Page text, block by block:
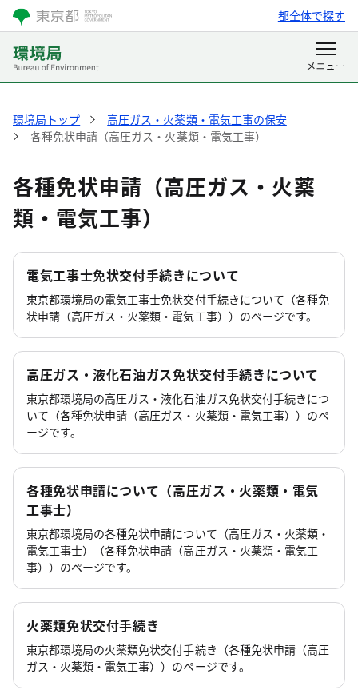
都全体で探す
環境局トップ
高圧ガス・火薬類・電気工事の保安
各種免状申請（高圧ガス・火薬類・電気工事）
各種免状申請（高圧ガス・火薬
類・電気工事）
電気工事士免状交付手続きについて
東京都環境局の電気工事士免状交付手続きについて（各種免
状申請（高圧ガス・火薬類・電気工事））のページです。
高圧ガス・液化石油ガス免状交付手続きについて
東京都環境局の高圧ガス・液化石油ガス免状交付手続きにつ
いて（各種免状申請（高圧ガス・火薬類・電気工事））のペ
ージです。
各種免状申請について（高圧ガス・火薬類・電気
工事士）
東京都環境局の各種免状申請について（高圧ガス・火薬類・
電気工事士）（各種免状申請（高圧ガス・火薬類・電気工
事））のページです。
火薬類免状交付手続き
東京都環境局の火薬類免状交付手続き（各種免状申請（高圧
ガス・火薬類・電気工事））のページです。